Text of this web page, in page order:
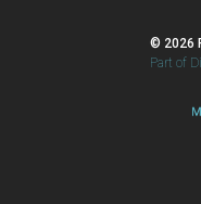
© 2026
Part of